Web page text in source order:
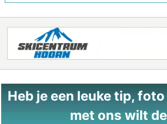
Heb je een leuke tip,
met ons wilt